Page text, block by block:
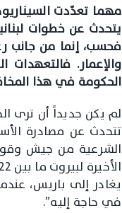
مهما تعدّدت
يتحدث عن خطوات
فحسب، إنما من جانب
والإعمار. فالتعهدات
الحكومة في هذا
لم يكن جديداً أن ترى
تتحدث عن مصادرة
الشرعية من جيش
يغادر إلى باريس،
في حاجة إليه”.